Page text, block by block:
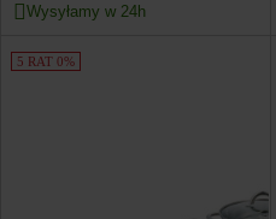
Wysyłamy w 24h
5 RAT 0%